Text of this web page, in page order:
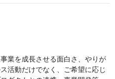
業を成長させる面白さ、やりが
活動だけでなく、ご希望に応じ